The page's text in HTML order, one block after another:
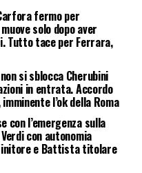
fermo per
solo dopo aver
Tutto tace per Ferrara,
si sblocca Cherubini
in entrata. Accordo
l’ok della Roma
con l’emergenza sulla
con autonomia
e Battista titolare